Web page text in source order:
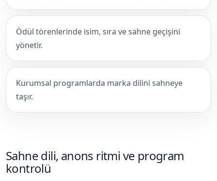
Ödül törenlerinde isim, sıra ve sahne geçişini
yönetir.
Kurumsal programlarda marka dilini sahneye
taşır.
Sahne dili, anons ritmi ve program
kontrolü